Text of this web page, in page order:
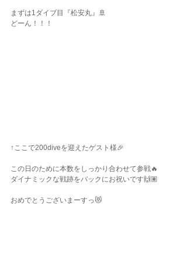
まずは1ダイブ目『松安丸』🚢
どーん！！！
↑ここで200diveを迎えたゲスト様🎉
この日のために本数をしっかり合わせて参戦🔥
ダイナミックな戦跡をバックにお祝いです🙌🏽
おめでとうございまーすっ😻